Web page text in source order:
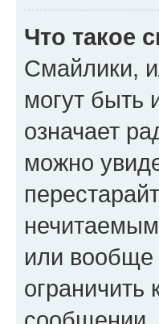
Что такое
Смайлики,
могут быть
означает
можно
или вообще
ограничить